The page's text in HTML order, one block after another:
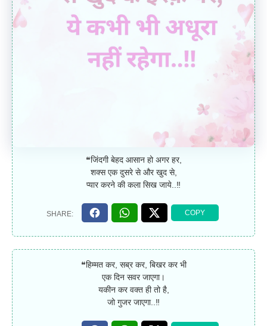
❝जिंदगी बेहद आसान हो अगर हर,
शक्स एक दुसरे से और खुद से,
प्यार करने की कला सिख जाये..‼
❝हिम्मत कर, सब्र कर, बिखर कर भी
एक दिन सवर जाएगा।
यकीन कर वक्त ही तो है,
जो गुजर जाएगा..‼